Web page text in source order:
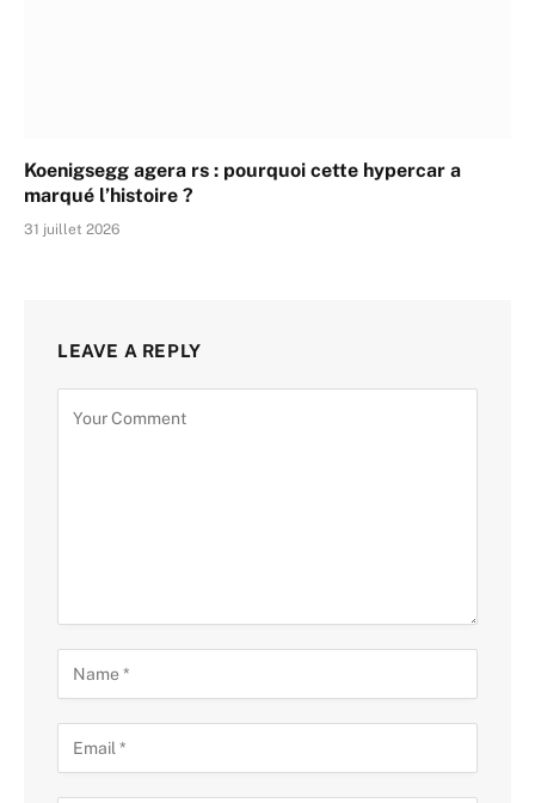
Koenigsegg agera rs : pourquoi cette hypercar a
marqué l’histoire ?
31 juillet 2026
LEAVE A REPLY